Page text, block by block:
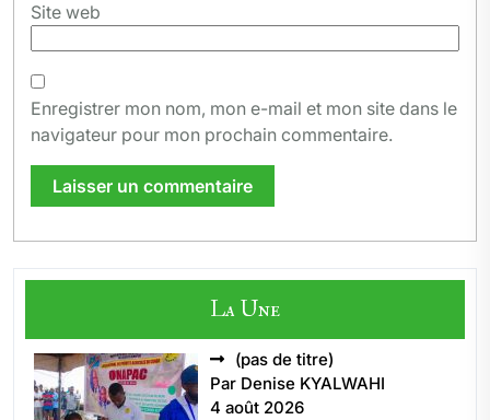
Site web
Enregistrer mon nom, mon e-mail et mon site dans le
navigateur pour mon prochain commentaire.
La Une
(pas de titre)
5496
Par Denise KYALWAHI
4 août 2026